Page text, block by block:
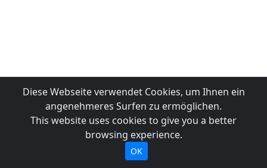
Diese Webseite verwendet Cookies, um Ihnen ein
angenehmeres Surfen zu ermöglichen.
This website uses cookies to give you a better
browsing experience.
OK